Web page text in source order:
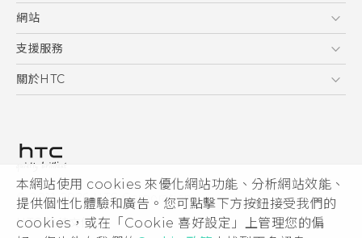
本網站使用 cookies 來優化網站功能、分析網站效能、
提供個性化體驗和廣告。您可點擊下方按鈕接受我們的
cookies，或在「Cookie 喜好設定」上管理您的偏
5G
智能手機
區塊鍊手機
網站
HTC Dev
HTC Research
支援服務
服務中心
關於HTC
私隱政策
產品安全
加入HTC
Security and Privacy Whitepaper
© 2011-2026 HTC Corporation
HTC 法律文件